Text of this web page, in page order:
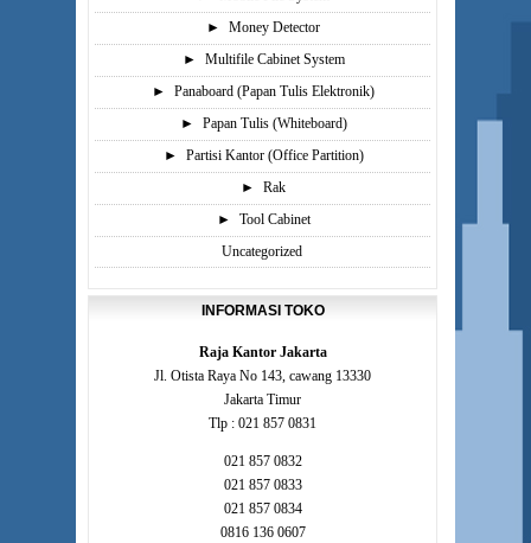
►
Money Detector
►
Multifile Cabinet System
►
Panaboard (Papan Tulis Elektronik)
►
Papan Tulis (Whiteboard)
►
Partisi Kantor (Office Partition)
►
Rak
►
Tool Cabinet
Uncategorized
INFORMASI TOKO
Raja Kantor Jakarta
Jl. Otista Raya No 143, cawang 13330
Jakarta Timur
Tlp : 021 857 0831
021 857 0832
021 857 0833
021 857 0834
0816 136 0607